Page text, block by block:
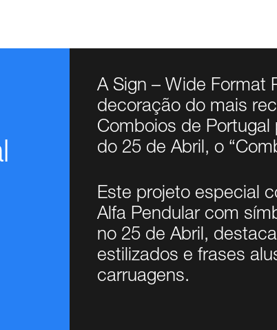
A Sign – Wide Format
decoração do mais
Comboios de
do 25 de Abril, o
Este projeto especial
Alfa Pendular com
no 25 de Abril,
estilizados e frases
carruagens.